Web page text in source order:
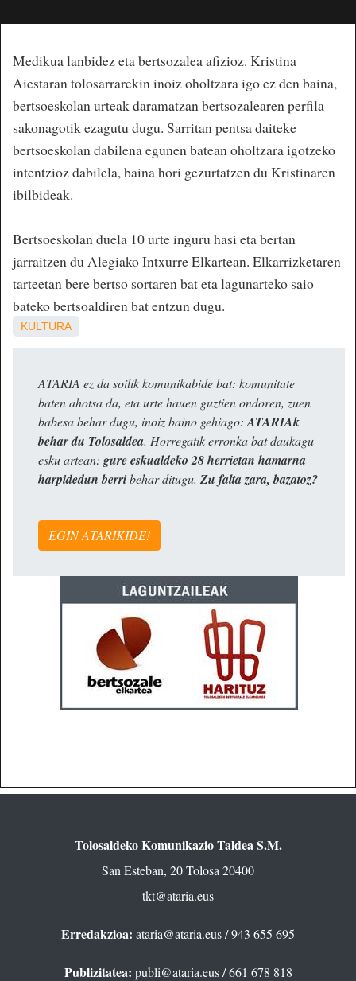
Medikua lanbidez eta bertsozalea afizioz. Kristina
Aiestaran tolosarrarekin inoiz oholtzara igo ez den baina,
bertsoeskolan urteak daramatzan bertsozalearen perfila
sakonagotik ezagutu dugu. Sarritan pentsa daiteke
bertsoeskolan dabilena egunen batean oholtzara igotzeko
intentzioz dabilela, baina hori gezurtatzen du Kristinaren
ibilbideak.
Bertsoeskolan duela 10 urte inguru hasi eta bertan
jarraitzen du Alegiako Intxurre Elkartean. Elkarrizketaren
tarteetan bere bertso sortaren bat eta lagunarteko saio
bateko bertsoaldiren bat entzun dugu.
KULTURA
ATARIA ez da soilik komunikabide bat: komunitate
baten ahotsa da, eta urte hauen guztien ondoren, zuen
babesa behar dugu, inoiz baino gehiago:ATARIAk
behar du Tolosaldea. Horregatik erronka bat daukagu
esku artean: gure eskualdeko 28 herrietan hamarna
harpidedun berribehar ditugu. Zu falta zara, bazatoz?
EGIN ATARIKIDE!
Tolosaldeko Komunikazio Taldea S.M.
San Esteban, 20 Tolosa 20400
tkt@ataria.eus
Erredakzioa: ataria@ataria.eus/ 943 655 695
Publizitatea: publi@ataria.eus/ 661 678 818